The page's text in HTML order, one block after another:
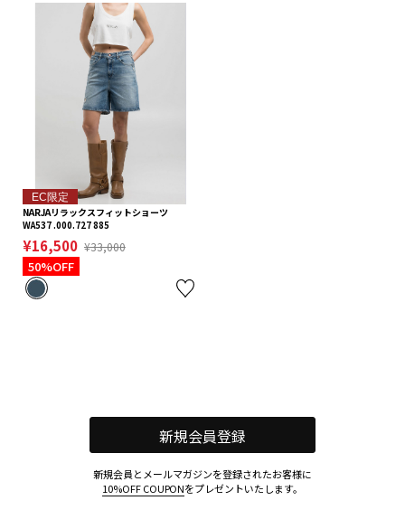
EC限定
NARJAリラックスフィットショーツ
WA537 .000.727 885
¥16,500 ¥33,000
50%OFF
新規会員登録
新規会員とメールマガジンを登録されたお客様に
10%OFF COUPONをプレゼントいたします。